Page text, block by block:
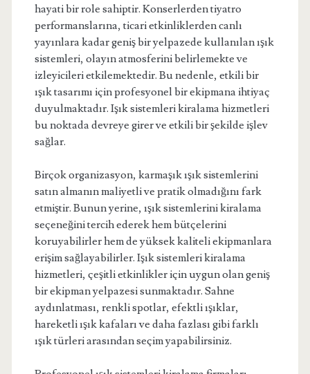
hayati bir role sahiptir. Konserlerden tiyatro
performanslarına, ticari etkinliklerden canlı
yayınlara kadar geniş bir yelpazede kullanılan ışık
sistemleri, olayın atmosferini belirlemekte ve
izleyicileri etkilemektedir. Bu nedenle, etkili bir
ışık tasarımı için profesyonel bir ekipmana ihtiyaç
duyulmaktadır. Işık sistemleri kiralama hizmetleri
bu noktada devreye girer ve etkili bir şekilde işlev
sağlar.
Birçok organizasyon, karmaşık ışık sistemlerini
satın almanın maliyetli ve pratik olmadığını fark
etmiştir. Bunun yerine, ışık sistemlerini kiralama
seçeneğini tercih ederek hem bütçelerini
koruyabilirler hem de yüksek kaliteli ekipmanlara
erişim sağlayabilirler. Işık sistemleri kiralama
hizmetleri, çeşitli etkinlikler için uygun olan geniş
bir ekipman yelpazesi sunmaktadır. Sahne
aydınlatması, renkli spotlar, efektli ışıklar,
hareketli ışık kafaları ve daha fazlası gibi farklı
ışık türleri arasından seçim yapabilirsiniz.